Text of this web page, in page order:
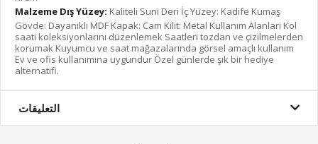
Malzeme Dış Yüzey: Kaliteli Suni Deri İç Yüzey: Kadife Kumaş
Gövde: Dayanıklı MDF Kapak: Cam Kilit: Metal Kullanım Alanları Kol
saati koleksiyonlarını düzenlemek Saatleri tozdan ve çizilmelerden
korumak Kuyumcu ve saat mağazalarında görsel amaçlı kullanım
Ev ve ofis kullanımına uygundur Özel günlerde şık bir hediye
alternatifi.
التعليقات